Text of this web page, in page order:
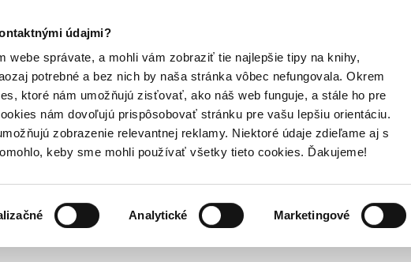
údajmi?
webe správate, a mohli vám zobraziť tie najlepšie tipy na knihy,
potrebné a bez nich by naša stránka vôbec nefungovala. Okrem
ktoré nám umožňujú zisťovať, ako náš web funguje, a stále ho pre
nám dovoľujú prispôsobovať stránku pre vašu lepšiu orientáciu.
zobrazenie relevantnej reklamy. Niektoré údaje zdieľame aj s
keby sme mohli používať všetky tieto cookies. Ďakujeme!
Analytické Marketingové